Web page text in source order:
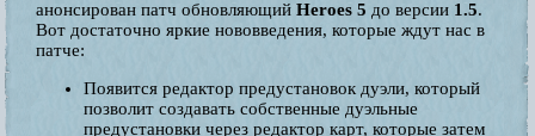
анонсирован патч обновляющий Heroes 5 до версии 1.5.
Вот достаточно яркие нововведения, которые ждут нас в
патче:
Появится редактор предустановок дуэли, который
позволит создавать собственные дуэльные
предустановки через редактор карт, которые затем